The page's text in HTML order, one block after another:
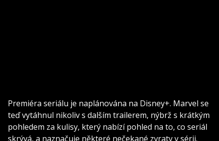
Premiéra seriálu je naplánována na Disney+. Marvel se
teď vytáhnul nikoliv s dalším trailerem, nýbrž s krátkým
pohledem za kulisy, který nabízí pohled na to, co seriál
skrývá, a naznačuje některé nečekané zvraty v sérii.